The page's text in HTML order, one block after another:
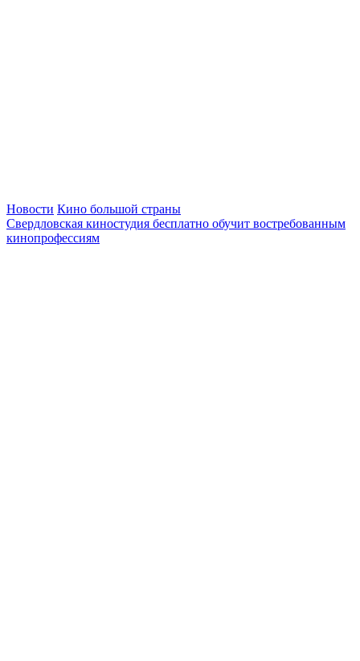
Новости Кино большой страны
Свердловская киностудия бесплатно обучит востребованным
кинопрофессиям